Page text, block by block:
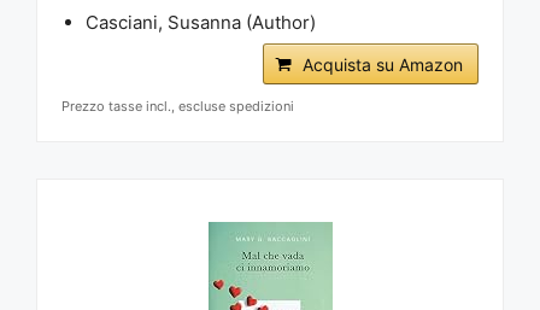
Casciani, Susanna (Author)
Acquista su Amazon
Prezzo tasse incl., escluse spedizioni